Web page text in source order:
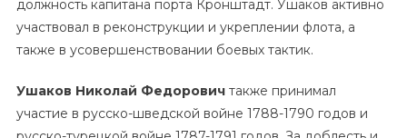
должность капитана порта Кронштадт. Ушаков активно
участвовал в реконструкции и укреплении флота, а
также в усовершенствовании боевых тактик.
Ушаков Николай Федоровичтакже принимал
участие в русско-шведской войне 1788-1790 годов и